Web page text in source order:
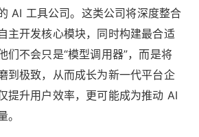
AI 工具公司。这类公司将深度整合
主开发核心模块，同时构建最合适
们不会只是“模型调用器”，而是将
到极致，从而成长为新一代平台企
提升用户效率，更可能成为推动 AI